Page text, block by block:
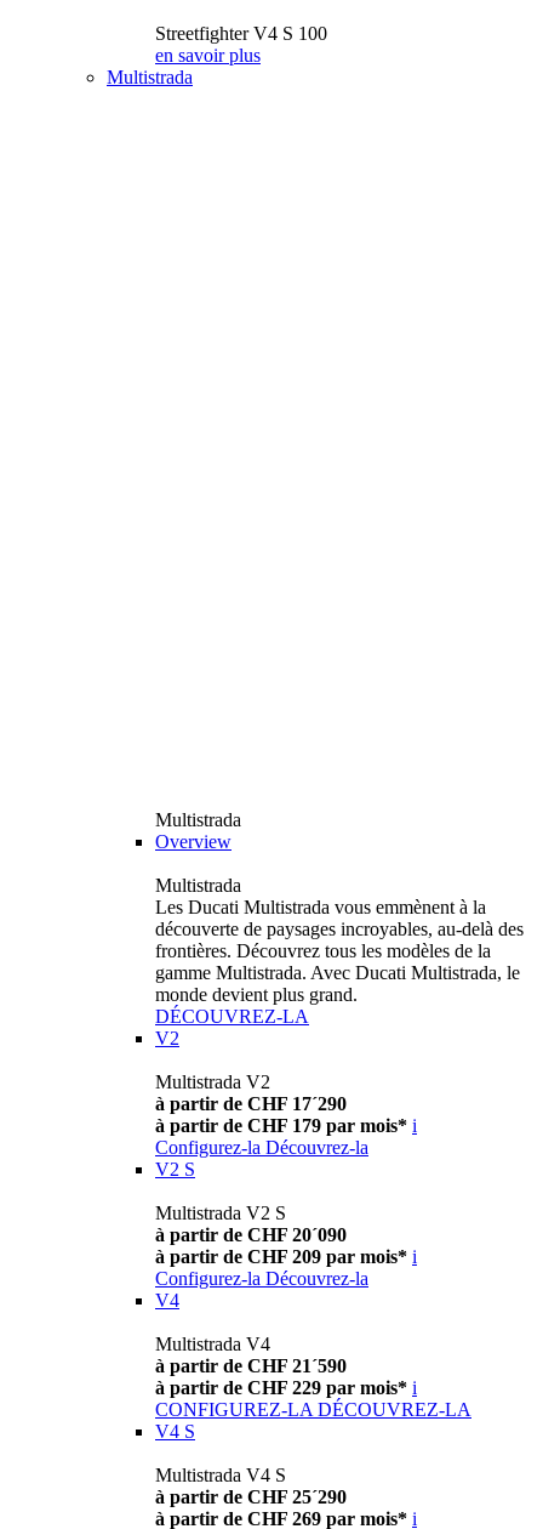
Streetfighter V4 S 100
en savoir plus
Multistrada
Multistrada
Overview
Multistrada
Les Ducati Multistrada vous emmènent à la
découverte de paysages incroyables, au-delà des
frontières. Découvrez tous les modèles de la
gamme Multistrada. Avec Ducati Multistrada, le
monde devient plus grand.
DÉCOUVREZ-LA
V2
Multistrada V2
à partir de CHF 17´290
à partir de CHF 179 par mois* i
Configurez-la Découvrez-la
V2 S
Multistrada V2 S
à partir de CHF 20´090
à partir de CHF 209 par mois* i
Configurez-la Découvrez-la
V4
Multistrada V4
à partir de CHF 21´590
à partir de CHF 229 par mois* i
CONFIGUREZ-LA DÉCOUVREZ-LA
V4 S
Multistrada V4 S
à partir de CHF 25´290
à partir de CHF 269 par mois* i